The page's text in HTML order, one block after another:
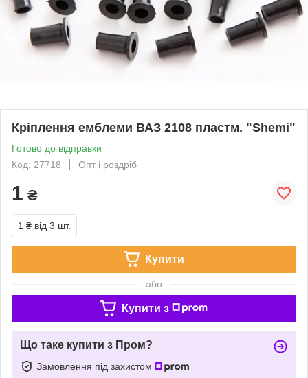
Кріплення емблеми ВАЗ 2108 пластм. "Shemi"
Готово до відправки
Код: 27718
Опт і роздріб
1 ₴
1 ₴ від 3 шт.
Купити
або
Купити з
Що таке купити з Пром?
Замовлення під захистом